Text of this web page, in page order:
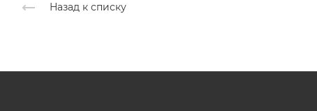
Назад к списку